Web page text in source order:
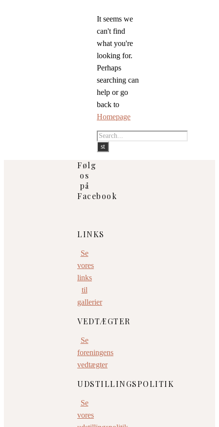
It seems we
can't find
what you're
looking for.
Perhaps
searching can
help or go
back to
Homepage
Følg
os
på
Facebook
LINKS
Se
vores
links
til
gallerier
VEDTÆGTER
Se
foreningens
vedtægter
UDSTILLINGSPOLITIK
Se
vores